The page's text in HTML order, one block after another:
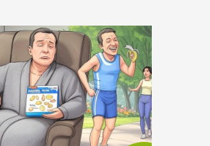
A KÁNIKULA 6 LEGFŐBB
VESZÉLYE